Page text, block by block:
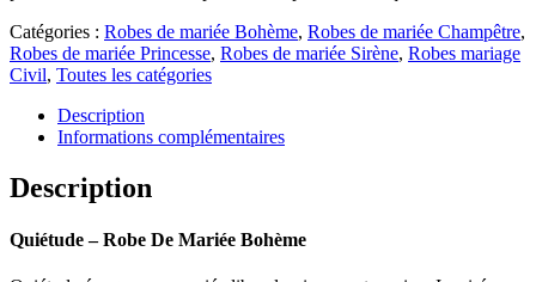
Catégories : Robes de mariée Bohème, Robes de mariée Champêtre,
Robes de mariée Princesse, Robes de mariée Sirène, Robes mariage
Civil, Toutes les catégories
Description
Informations complémentaires
Description
Quiétude – Robe De Mariée Bohème